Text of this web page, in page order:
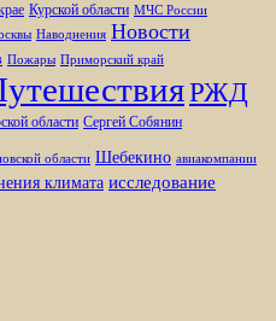
Курской области МЧС России
Наводнения Новости
Пожары Приморский край
РЖД
области Сергей Собянин
области Шебекино авиакомпании
климата исследование